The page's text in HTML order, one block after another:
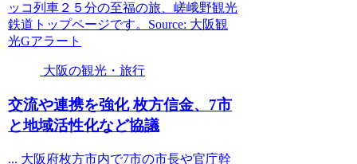
ッコ列車２５分の至福の旅、嵯峨野観光
鉄道トップページです。Source: 大阪観
光Gアラート
大阪の観光・旅行
交流や連携を強化 枚方信金、7市
と地域活性化など協議
... 大阪府枚方市内で7市の市長や官庁幹